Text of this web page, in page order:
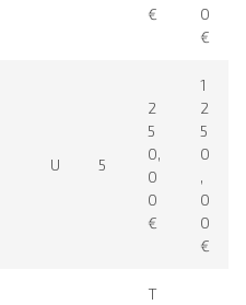
€
0
€
U 5
2
5
0,
0
0
€
1
2
5
0
,
0
0
€
T